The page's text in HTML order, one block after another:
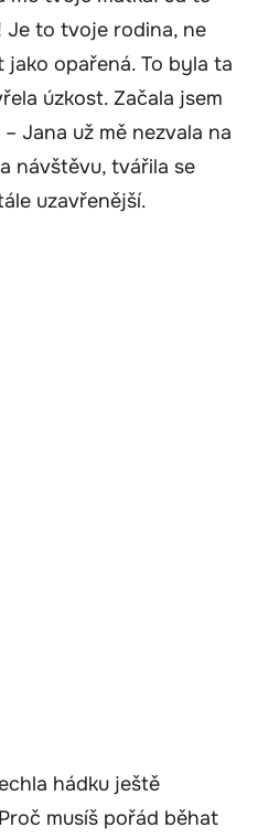
Je to tvoje rodina, ne
jako opařená. To byla ta
úzkost. Začala jsem
Jana už mě nezvala na
návštěvu, tvářila se
uzavřenější.
hádku ještě
musíš pořád běhat